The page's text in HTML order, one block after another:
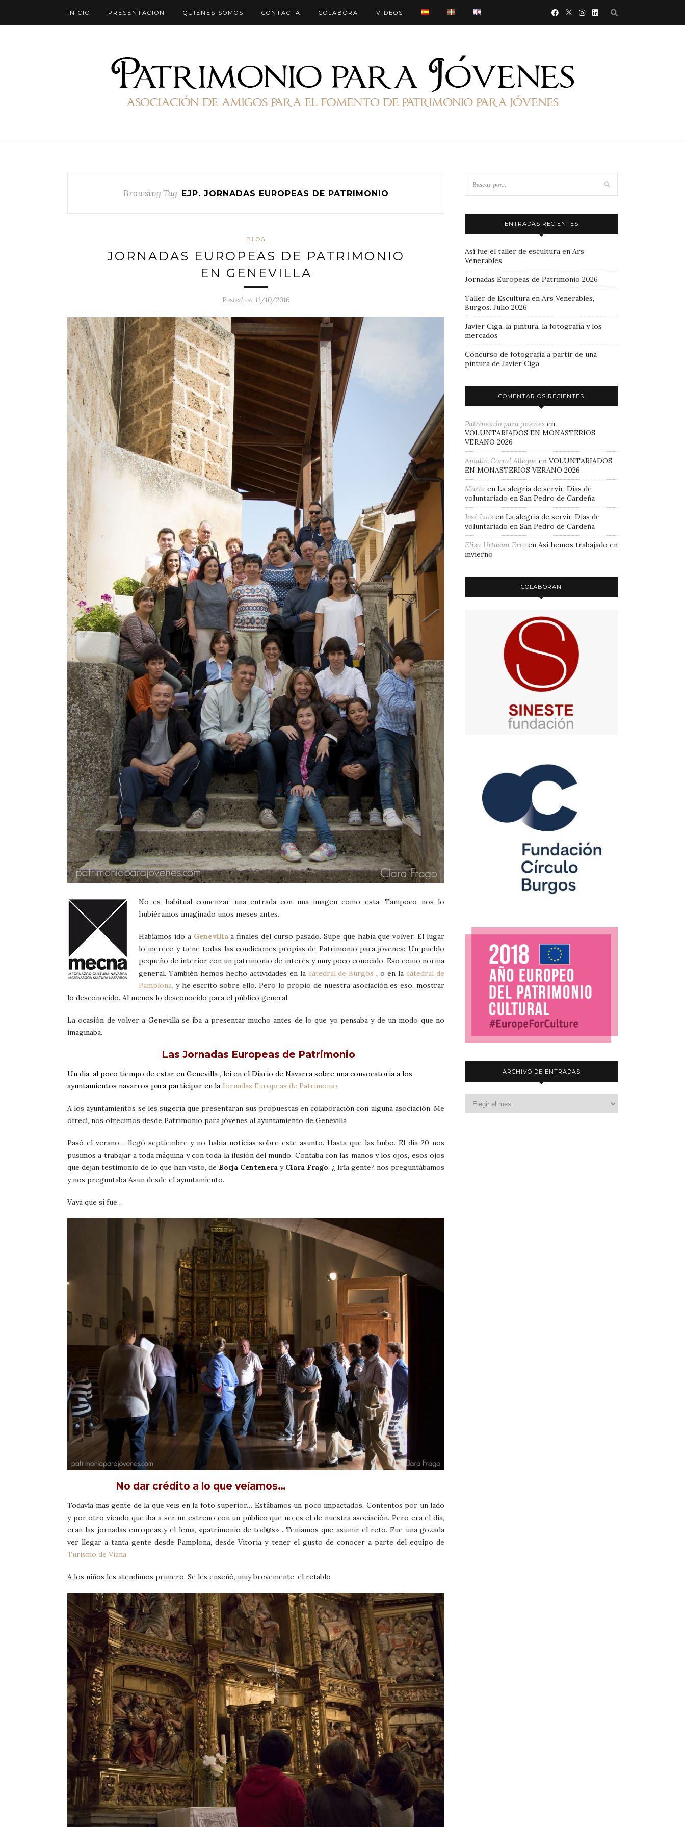
INICIO PRESENTACIÓN QUIENES SOMOS CONTACTA COLABORA VIDEOS
Browsing Tag EJP. JORNADAS EUROPEAS DE PATRIMONIO
BLOG
JORNADAS EUROPEAS DE PATRIMONIO
EN GENEVILLA
Posted on 11/10/2016
No es habitual comenzar una entrada con una imagen como esta. Tampoco nos lo
hubiéramos imaginado unos meses antes.
Habíamos ido a Genevillaa finales del curso pasado. Supe que había que volver. El lugar
lo merece y tiene todas las condiciones propias de Patrimonio para jóvenes: Un pueblo
pequeño de interior con un patrimonio de interés y muy poco conocido. Eso como norma
general. También hemos hecho actividades en la catedral de Burgos , o en lacatedral de
Pamplona, y he escrito sobre ello. Pero lo propio de nuestra asociación es eso, mostrar
lo desconocido. Al menos lo desconocido para el público general.
La ocasión de volver a Genevilla se iba a presentar mucho antes de lo que yo pensaba y de un modo que no
imaginaba.
Las Jornadas Europeas de Patrimonio
Un día, al poco tiempo de estar en Genevilla , leí en el Diario de Navarra sobre una convocatoria a los
ayuntamientos navarros para participar en la Jornadas Europeas de Patrimonio
A los ayuntamientos se les sugería que presentaran sus propuestas en colaboración con alguna asociación. Me
ofrecí, nos ofrecimos desde Patrimonio para jóvenes al ayuntamiento de Genevilla
Pasó el verano… llegó septiembre y no había noticias sobre este asunto. Hasta que las hubo. El día 20 nos
pusimos a trabajar a toda máquina y con toda la ilusión del mundo. Contaba con las manos y los ojos, esos ojos
que dejan testimonio de lo que han visto, de Borja Centenera y Clara Frago. ¿ Iría gente? nos preguntábamos
y nos preguntaba Asun desde el ayuntamiento.
Vaya que si fue…
No dar crédito a lo que veíamos…
Todavía mas gente de la que veis en la foto superior… Estábamos un poco impactados. Contentos por un lado
y por otro viendo que iba a ser un estreno con un público que no es el de nuestra asociación. Pero era el día,
eran las jornadas europeas y el lema, «patrimonio de tod@s» . Teníamos que asumir el reto. Fue una gozada
ver llegar a tanta gente desde Pamplona, desde Vitoria y tener el gusto de conocer a parte del equipo de
Turismo de Viana
A los niños les atendimos primero. Se les enseñó, muy brevemente, el retablo
ENTRADAS RECIENTES
Así fue el taller de escultura en Ars
Venerables
Jornadas Europeas de Patrimonio 2026
Taller de Escultura en Ars Venerables,
Burgos. Julio 2026
Javier Ciga, la pintura, la fotografía y los
mercados
Concurso de fotografía a partir de una
pintura de Javier Ciga
COMENTARIOS RECIENTES
Patrimonio para jóvenes en
VOLUNTARIADOS EN MONASTERIOS
VERANO 2026
Amalia Corral Allegue en VOLUNTARIADOS
EN MONASTERIOS VERANO 2026
Maria en La alegría de servir. Días de
voluntariado en San Pedro de Cardeña
José Luis en La alegría de servir. Días de
voluntariado en San Pedro de Cardeña
Elisa Urtasun Erro en Así hemos trabajado en
invierno
COLABORAN
ARCHIVO DE ENTRADAS